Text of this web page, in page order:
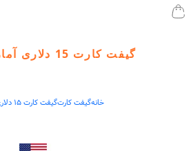
گیفت کارت 15 دلاری آمازون امریکا
خانهگیفت کارتگیفت کارت 15 دلاری آمازون امریکا